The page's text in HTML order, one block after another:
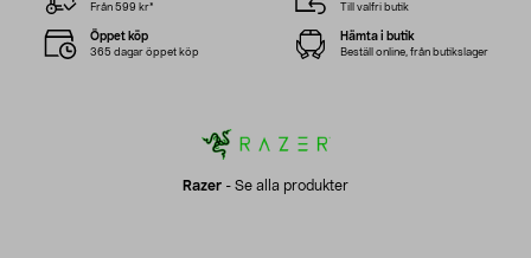
Razer - Se alla produkter
Från 599 kr* Till valfri butik
Öppet köp
365 dagar öppet köp
Hämta i butik
Beställ online, från butikslager